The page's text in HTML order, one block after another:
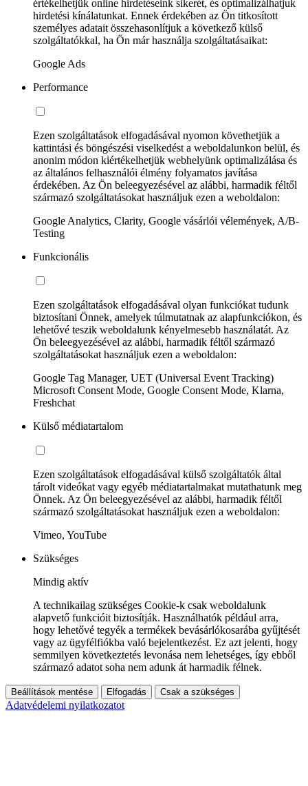
értékelhetjük online hirdetéseink sikerét, és optimalizálhatjuk
hirdetési kínálatunkat. Ennek érdekében az Ön titkosított
személyes adatait összehasonlítjuk a következő külső
szolgáltatókkal, ha Ön már használja szolgáltatásaikat:
Google Ads
Performance
Ezen szolgáltatások elfogadásával nyomon követhetjük a
kattintási és böngészési viselkedést a weboldalunkon belül, és
anonim módon kiértékelhetjük webhelyünk optimalizálása és
az általános felhasználói élmény folyamatos javítása
érdekében. Az Ön beleegyezésével az alábbi, harmadik féltől
származó szolgáltatásokat használjuk ezen a weboldalon:
Google Analytics, Clarity, Google vásárlói vélemények, A/B-
Testing
Funkcionális
Ezen szolgáltatások elfogadásával olyan funkciókat tudunk
biztosítani Önnek, amelyek túlmutatnak az alapfunkciókon, és
lehetővé teszik weboldalunk kényelmesebb használatát. Az
Ön beleegyezésével az alábbi, harmadik féltől származó
szolgáltatásokat használjuk ezen a weboldalon:
Google Tag Manager, UET (Universal Event Tracking)
Microsoft Consent Mode, Google Consent Mode, Klarna,
Freshchat
Külső médiatartalom
Ezen szolgáltatások elfogadásával külső szolgáltatók által
tárolt videókat vagy egyéb médiatartalmakat mutathatunk meg
Önnek. Az Ön beleegyezésével az alábbi, harmadik féltől
származó szolgáltatásokat használjuk ezen a weboldalon:
Vimeo, YouTube
Szükséges
Mindig aktív
A technikailag szükséges Cookie-k csak weboldalunk
alapvető funkcióit biztosítják. Használhatók például arra,
hogy lehetővé tegyék a termékek bevásárlókosarába gyűjtését
vagy az ügyfélfiókba való bejelentkezést. Ez azt jelenti, hogy
semmilyen következtetés levonása nem lehetséges, így ebből
származó adatot soha nem adunk át harmadik félnek.
Beállítások mentése Elfogadás Csak a szükséges
Adatvédelemi nyilatkozatot